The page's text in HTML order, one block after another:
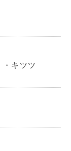
・キツツ